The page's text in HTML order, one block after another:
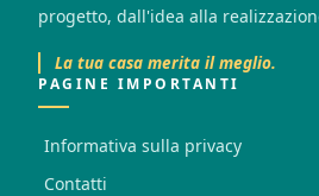
progetto, dall'idea alla
La tua casa merita il meglio.
PAGINE IMPORTANTI
Informativa sulla privacy
Contatti